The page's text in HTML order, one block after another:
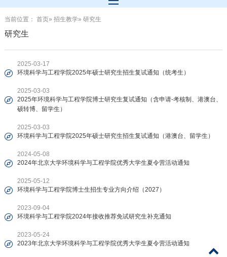
当前位置： 首页» 招生教学» 研究生
研究生
2025-03-17
环境科学与工程学院2025年硕士研究生招生复试通知（统考生）
2025-03-03
2025年环境科学与工程学院博士研究生复试通知（含申请-考核制、港澳台、
硕转博、留学生）
2025-03-03
环境科学与工程学院2025年硕士研究生招生复试通知（港澳台、留学生）
2024-05-08
2024年北京大学环境科学与工程学院优秀大学生夏令营活动通知
2025-05-12
环境科学与工程学院博士生招生专业方向介绍（2027）
2023-09-04
环境科学与工程学院2024年接收推荐免试研究生补充通知
2023-05-24
2023年北京大学环境科学与工程学院优秀大学生夏令营活动通知